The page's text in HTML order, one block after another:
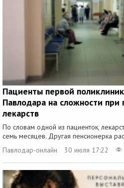
Пациенты первой
Павлодара на сложности при
лекарств
По словам одной из пациенток,
семь месяцев. Другая пенсионерка
Павлодар-онлайн
30 июля 17:22